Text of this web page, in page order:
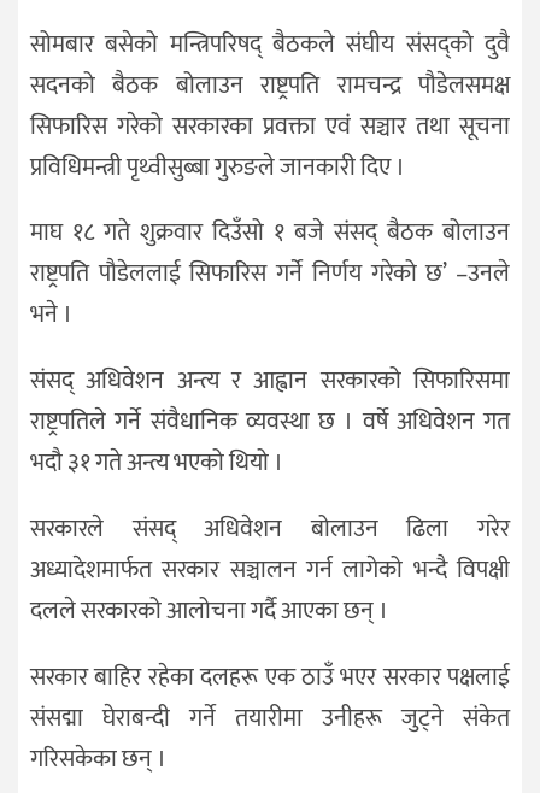
सोमबार बसेको मन्त्रिपरिषद् बैठकले संघीय संसद्को दुवै
सदनको बैठक बोलाउन राष्ट्रपति रामचन्द्र पौडेलसमक्ष
सिफारिस गरेको सरकारका प्रवक्ता एवं सञ्चार तथा सूचना
प्रविधिमन्त्री पृथ्वीसुब्बा गुरुङले जानकारी दिए ।
माघ १८ गते शुक्रवार दिउँसो १ बजे संसद् बैठक बोलाउन
राष्ट्रपति पौडेललाई सिफारिस गर्ने निर्णय गरेको छ’ –उनले
भने ।
संसद् अधिवेशन अन्त्य र आह्वान सरकारको सिफारिसमा
राष्ट्रपतिले गर्ने संवैधानिक व्यवस्था छ । वर्षे अधिवेशन गत
भदौ ३१ गते अन्त्य भएको थियो ।
सरकारले संसद् अधिवेशन बोलाउन ढिला गरेर
अध्यादेशमार्फत सरकार सञ्चालन गर्न लागेको भन्दै विपक्षी
दलले सरकारको आलोचना गर्दै आएका छन् ।
सरकार बाहिर रहेका दलहरू एक ठाउँ भएर सरकार पक्षलाई
संसद्मा घेराबन्दी गर्ने तयारीमा उनीहरू जुट्ने संकेत
गरिसकेका छन् ।